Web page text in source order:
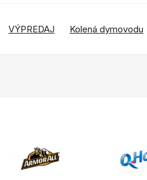
VÝPREDAJ Kolená dymovodu